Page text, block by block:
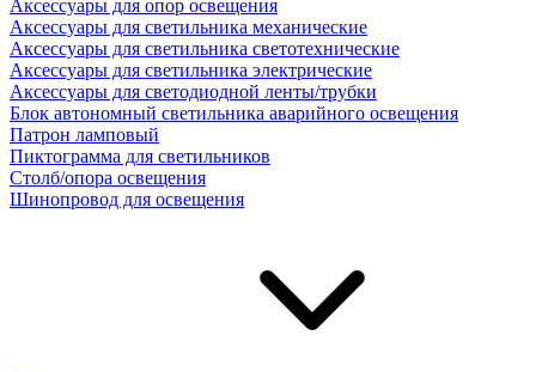
Аксессуары для опор освещения
Аксессуары для светильника механические
Аксессуары для светильника светотехнические
Аксессуары для светильника электрические
Аксессуары для светодиодной ленты/трубки
Блок автономный светильника аварийного освещения
Патрон ламповый
Пиктограмма для светильников
Столб/опора освещения
Шинопровод для освещения